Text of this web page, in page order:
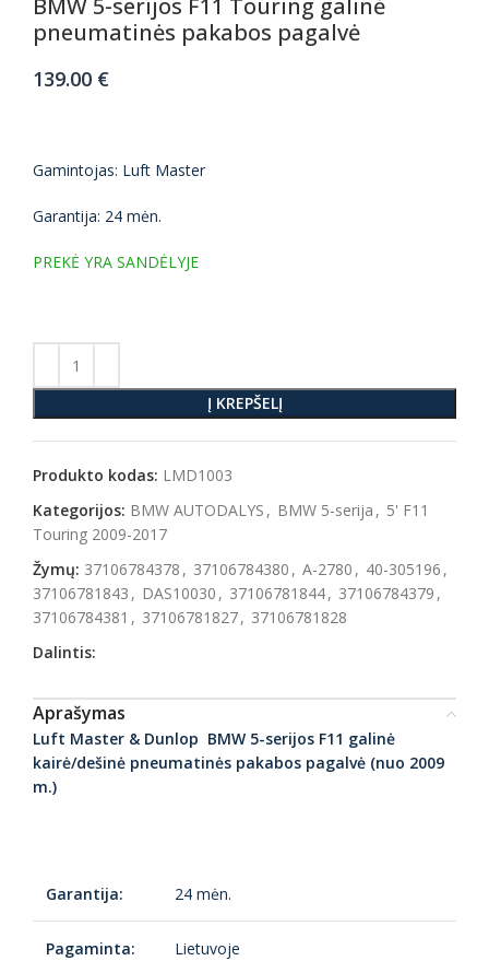
BMW 5-serijos F11 Touring galinė
pneumatinės pakabos pagalvė
139.00 €
Gamintojas: Luft Master
Garantija: 24 mėn.
PREKĖ YRA SANDĖLYJE
Į KREPŠELĮ
Produkto kodas: LMD1003
Kategorijos: BMW AUTODALYS , BMW 5-serija , 5' F11
Touring 2009-2017
Žymų: 37106784378 , 37106784380 , A-2780 , 40-305196 ,
37106781843 , DAS10030 , 37106781844, 37106784379 ,
37106784381 , 37106781827, 37106781828
Dalintis:
Aprašymas
Luft Master & Dunlop BMW 5-serijos F11 galinė
kairė/dešinė pneumatinės pakabos pagalvė (nuo 2009
m.)
Garantija: 24 mėn.
Pagaminta: Lietuvoje